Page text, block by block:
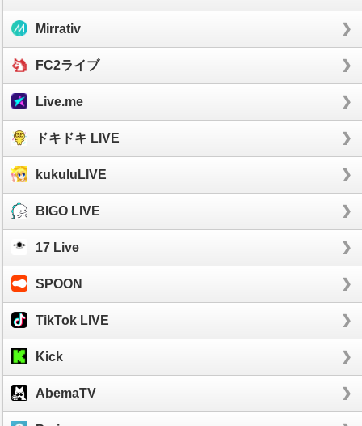
Mirrativ
FC2ライブ
Live.me
ドキドキ LIVE
kukuluLIVE
BIGO LIVE
17 Live
SPOON
TikTok LIVE
Kick
AbemaTV